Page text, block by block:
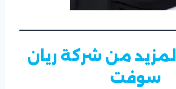
من شركة ريان
سوفت